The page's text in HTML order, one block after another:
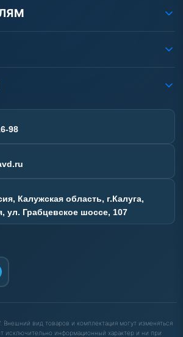
«Шоп АВД»
клиента
98
Калужская область, г.Калуга,
ул. Грабцевское шоссе, 107
вид товаров и комплектация могут изменяться
исключительно информационный характер и ни при